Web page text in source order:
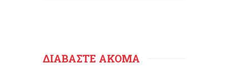
ΔΙΑΒΑΣΤΕ ΑΚΟΜΑ